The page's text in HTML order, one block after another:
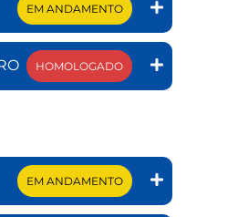
EM ANDAMENTO
HOMOLOGADO
EM ANDAMENTO